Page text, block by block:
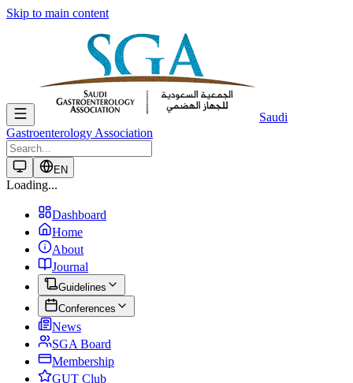
Skip to main content
Saudi
Gastroenterology Association
EN
Loading...
Dashboard
Home
About
Journal
Guidelines
Conferences
News
SGA Board
Membership
GUT Club